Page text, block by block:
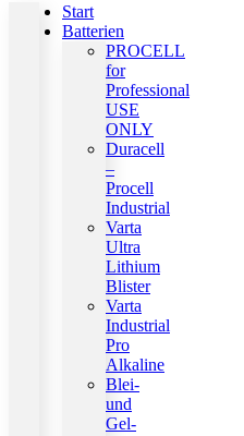
Start
Batterien
PROCELL
for
Professional
USE
ONLY
Duracell
–
Procell
Industrial
Varta
Ultra
Lithium
Blister
Varta
Industrial
Pro
Alkaline
Blei-
und
Gel-